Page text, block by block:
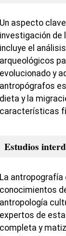
Un aspecto
investigación de
incluye el
arqueológicos
evolucionado y
antropógrafos
dieta y la
características
Estudios
La antropografía
conocimientos
antropología
expertos de
completa y